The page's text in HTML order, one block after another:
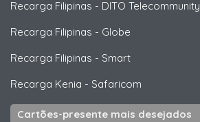
Recarga Filipinas - DITO Telecommunity
Recarga Filipinas - Globe
Recarga Filipinas - Smart
Recarga Kenia - Safaricom
Cartões-presente mais desejados